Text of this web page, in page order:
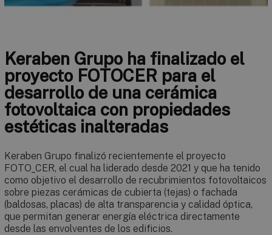
Keraben Grupo ha finalizado el
proyecto FOTOCER para el
desarrollo de una cerámica
fotovoltaica con propiedades
estéticas inalteradas
Keraben Grupo finalizó recientemente el proyecto
FOTO_CER, el cual ha liderado desde 2021 y que ha tenido
como objetivo el desarrollo de recubrimientos fotovoltaicos
sobre piezas cerámicas de cubierta (tejas) o fachada
(baldosas, placas) de alta transparencia y calidad óptica,
que permitan generar energía eléctrica directamente
desde las envolventes de los edificios.